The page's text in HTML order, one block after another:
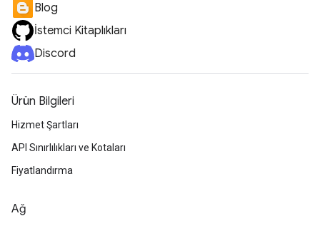
Blog
İstemci Kitaplıkları
Discord
Ürün Bilgileri
Hizmet Şartları
API Sınırlılıkları ve Kotaları
Fiyatlandırma
Ağ